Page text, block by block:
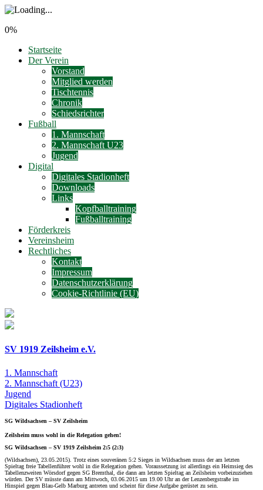
0%
Startseite
Der Verein
Vorstand
Mitglied werden
Tischtennis
Chronik
Schiedsrichter
Fußball
1. Mannschaft
2. Mannschaft U23
Jugend
Digital
Digitales Stadionheft
Downloads
Links
Kopfballtraining
Fußballtraining
Förderkreis
Vereinsheim
Rechtliches
Kontakt
Impressum
Datenschutzerklärung
Cookie-Richtlinie (EU)
SV 1919 Zeilsheim e.V.
1. Mannschaft
2. Mannschaft (U23)
Jugend
Digitales Stadionheft
SG Wildsachsen – SV Zeilsheim
Zeilsheim muss wohl in die Relegation gehen!
SG Wildsachsen – SV 1919 Zeilsheim 2:5 (2:3)
(Wildsachsen), 23.05.2015). Trotz eines souveränen 5:2 Sieges in Wildsachsen muss der am letzten
Spieltag freie Tabellenführer wohl in die Relegation gehen. Voraussetzung ist allerdings ein Heimsieg des
Tabellenzweiten Wörsdorf gegen SG Bremthal, die dann am letzten Spieltag an Zeilsheim vorbeizuziehen
würden. Der SV müsste dann am Mittwoch, 03.06.2015 um 19.00 Uhr an der Lenzenbergstraße im
Hinspiel gegen Blau-Gelb Marburg antreten und scheint für diese Aufgabe gerüstet zu sein.